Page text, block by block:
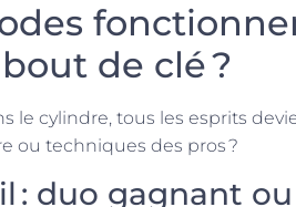
de clé ?
le cylindre, tous les esprits
ou techniques des pros ?
: duo gagnant